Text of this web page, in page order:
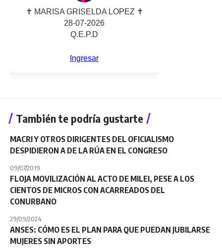
También te podría gustarte
MACRI Y OTROS DIRIGENTES DEL OFICIALISMO
DESPIDIERON A DE LA RÚA EN EL CONGRESO
09/07/2019
FLOJA MOVILIZACIÓN AL ACTO DE MILEI, PESE A LOS
CIENTOS DE MICROS CON ACARREADOS DEL
CONURBANO
29/09/2024
ANSES: CÓMO ES EL PLAN PARA QUE PUEDAN JUBILARSE
MUJERES SIN APORTES